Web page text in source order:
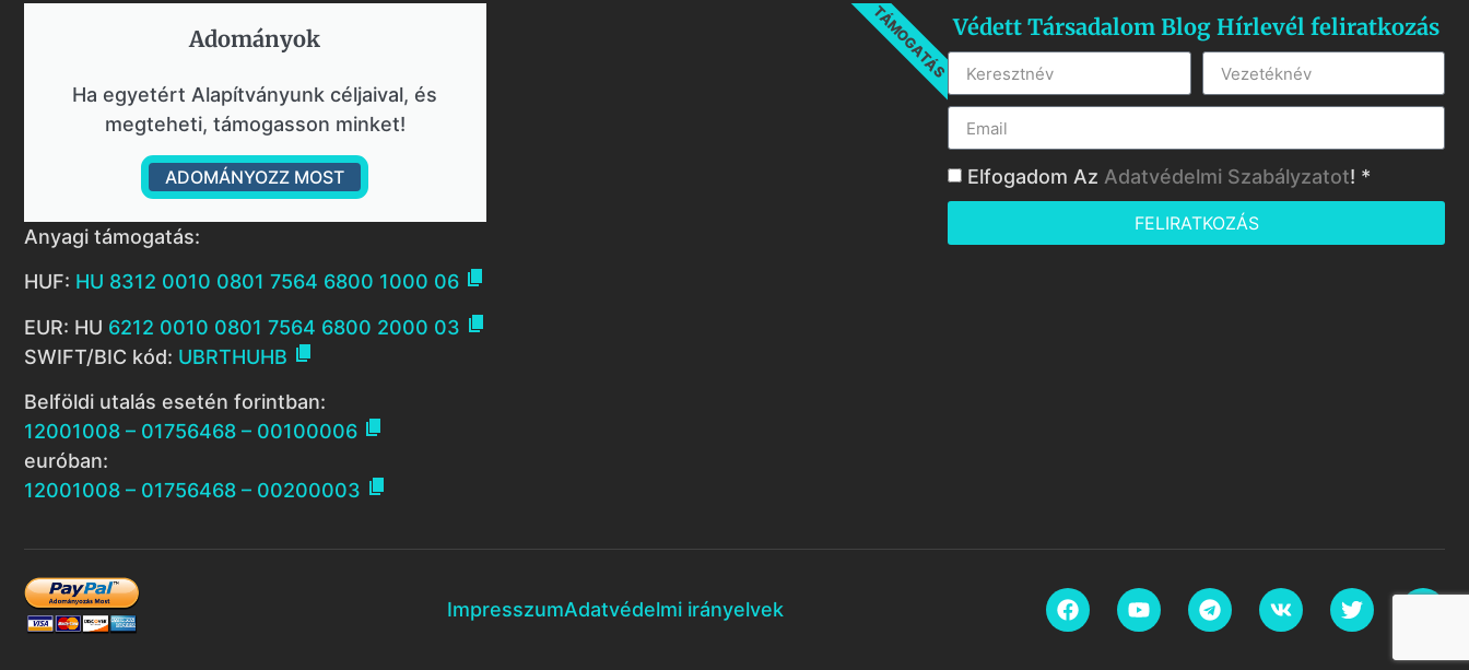
Adományok​
Ha egyetért Alapítványunk céljaival, és
megteheti, támogasson minket!
ADOMÁNYOZZ MOST
TÁMOGATÁS
Anyagi támogatás:
HUF: HU 8312 0010 0801 7564 6800 1000 06 
EUR: HU 6212 0010 0801 7564 6800 2000 03 
SWIFT/BIC kód: UBRTHUHB 
Belföldi utalás esetén forintban:
12001008 – 01756468 – 00100006 
euróban:
12001008 – 01756468 – 00200003 
Védett Társadalom Blog Hírlevél feliratkozás
Elfogadom Az Adatvédelmi Szabályzatot! *
FELIRATKOZÁS
ImpresszumAdatvédelmi irányelvek